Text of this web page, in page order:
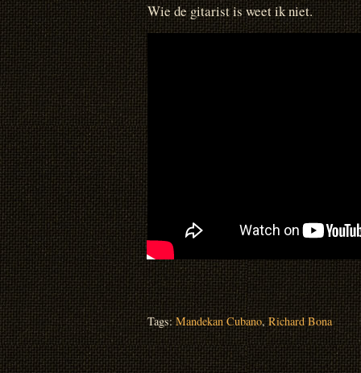
Wie de gitarist is weet ik niet.
Tags:Mandekan Cubano,Richard Bona